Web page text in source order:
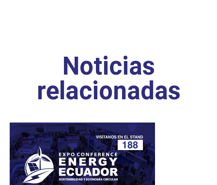
Noticias
relacionadas